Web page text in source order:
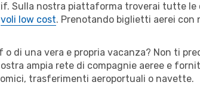
Sulla nostra piattaforma troverai tutte le
voli low cost. Prenotando biglietti aerei con
di una vera e propria vacanza? Non ti
ampia rete di compagnie aeree e
trasferimenti aeroportuali o navette.